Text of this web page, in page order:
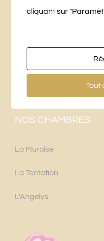
10 Chemin des Planches
NOS CHAMBRES
La Muroise
La Tentation
L'Angelys
cliquant sur
Tout